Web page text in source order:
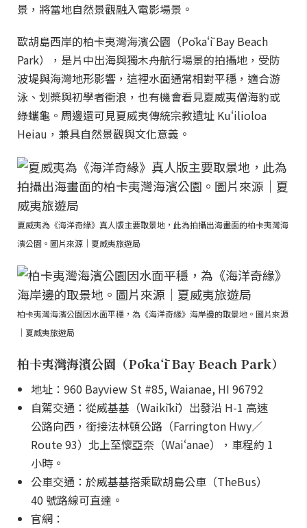
景，將當地自然景觀融入電影場景。
歐胡島西岸的柏卡夷灣海濱公園（Pōkaʻī Bay Beach
Park），是片中出海與獨木舟航行場景的拍攝地，受防
波堤與海灣地形影響，這裡水面通常相對平穩，適合游
泳、划槳與初學者衝浪，也有機會看見夏威夷僧海豹或
綠蠵龜。周邊還可見夏威夷傳統宗教遺址 Kuʻilioloa
Heiau，兼具自然景觀與文化意義。
夏威夷為《海洋奇緣》真人版主要取景地，此為拍攝出海畫面的柏卡夷灣海
濱公園。圖片來源｜夏威夷旅遊局
柏卡夷灣海濱公園因水面平穩，為《海洋奇緣》海岸邊的取景地。圖片來源
｜夏威夷旅遊局
柏卡夷灣海濱公園（Pōkaʻī Bay Beach Park）
地址：960 Bayview St #85, Waianae, HI 96792
自駕交通：從威基基（Waikīkī）出發沿 H-1 高速
公路向西，銜接法林頓公路（Farrington Hwy／
Route 93）北上至懷亞奈（Waiʻanae），車程約 1
小時。
公車交通：於威基基搭乘歐胡島公車（TheBus）
40 號路線可直達。
官網：